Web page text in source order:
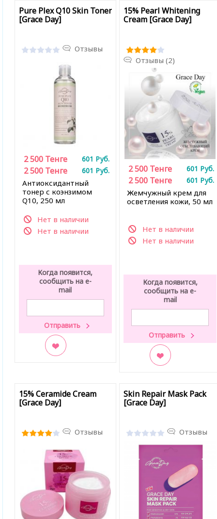
Pure Plex Q10 Skin Toner
[Grace Day]
Отзывы
Антиоксидантный
тонер с коэнзимом
Q10, 250 мл
Нет в наличии
2 500 Тенге 601 Руб.
Нет в наличии
2 500 Тенге 601 Руб.
Когда появится,
сообщить на e-
mail
15% Pearl Whitening
Cream [Grace Day]
Отзывы (2)
Жемчужный крем для
осветления кожи, 50 мл
Нет в наличии
2 500 Тенге 601 Руб.
Нет в наличии
2 500 Тенге 601 Руб.
Когда появится,
сообщить на e-
mail
15% Ceramide Cream
[Grace Day]
Отзывы
Skin Repair Mask Pack
[Grace Day]
Отзывы